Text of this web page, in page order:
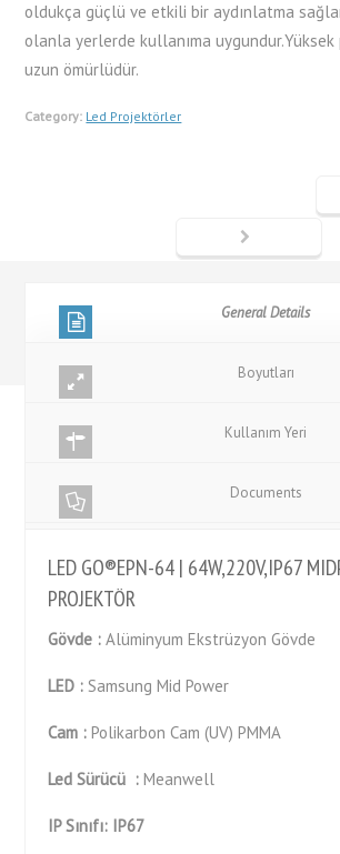
oldukça güçlü ve etkili bir aydınlatma sağlar.
olanla yerlerde kullanıma uygundur.Yüksek
uzun ömürlüdür.
Category: Led Projektörler
General Details
Boyutları
Kullanım Yeri
Documents
LED GO®EPN-64 | 64W,220V,IP67
PROJEKTÖR
Gövde : Alüminyum Ekstrüzyon Gövde
LED : Samsung Mid Power
Cam : Polikarbon Cam (UV) PMMA
Led Sürücü : Meanwell
IP Sınıfı: IP67